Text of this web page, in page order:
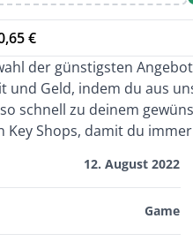
€
der günstigsten
und Geld, indem du aus
schnell zu deinem
Shops, damit du
12. August 2022
Game